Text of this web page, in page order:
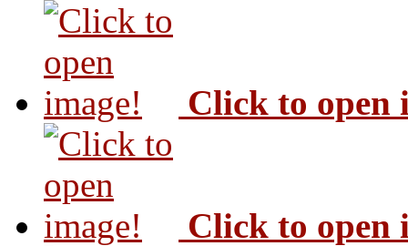
Click to open
Click to open